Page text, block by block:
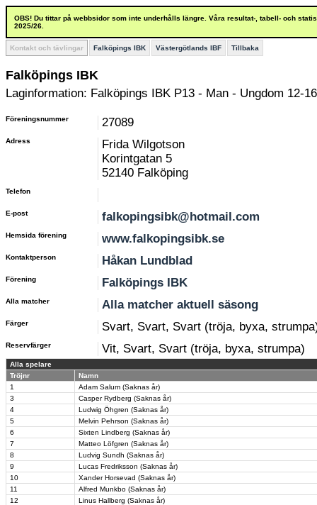
OBS! Du tittar på webbsidor som inte underhålls längre. Våra resultat-, tabell- och
2025/26.
Kontakt och tävlingar Falköpings IBK Västergötlands IBF Tillbaka
Falköpings IBK
Laginformation: Falköpings IBK P13 - Man - Ungdom 12-
Föreningsnummer 27089
Adress
Frida Wilgotson
Korintgatan 5
52140 Falköping
Telefon
E-post falkopingsibk@hotmail.com
Hemsida förening www.falkopingsibk.se
Kontaktperson Håkan Lundblad
Förening Falköpings IBK
Alla matcher Alla matcher aktuell säsong
Färger Svart, Svart, Svart (tröja, byxa,
Reservfärger Vit, Svart, Svart (tröja, byxa, strumpa)
Alla spelare
Tröjnr
Namn
1
Adam Salum (Saknas år)
3
Casper Rydberg (Saknas år)
4
Ludwig Öhgren (Saknas år)
5
Melvin Pehrson (Saknas år)
6
Sixten Lindberg (Saknas år)
7
Matteo Löfgren (Saknas år)
8
Ludvig Sundh (Saknas år)
9
Lucas Fredriksson (Saknas år)
10
Xander Horsevad (Saknas år)
11
Alfred Munkbo (Saknas år)
12
Linus Hallberg (Saknas år)